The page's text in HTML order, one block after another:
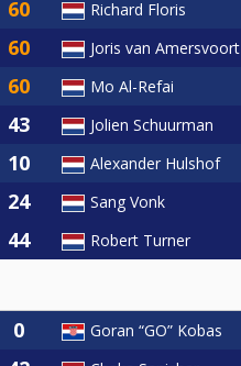
NK-locaties.
Richard Floris
Joris van Amersvoort
Mo Al-Refai
Jolien Schuurman
Alexander Hulshof
Sang Vonk
Robert Turner
Goran “GO” Kobas